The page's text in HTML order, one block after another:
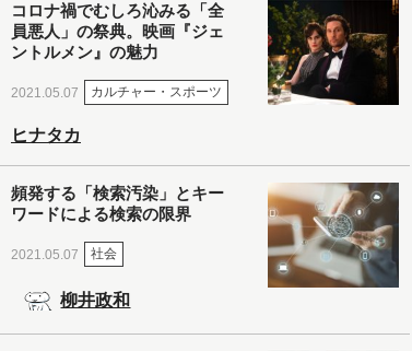
コロナ禍でむしろ沁みる「全
員悪人」の祭典。映画『ジェ
ントルメン』の魅力
2021.05.07 カルチャー・スポーツ
ヒナタカ
頻発する「検索汚染」とキー
ワードによる検索の限界
2021.05.07 社会
柳井政和